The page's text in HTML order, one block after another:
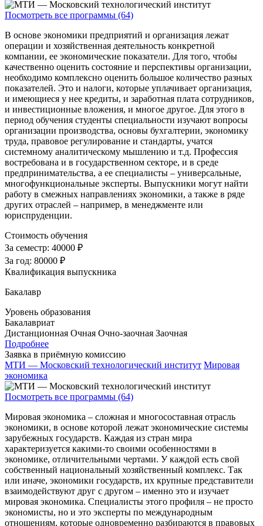
Посмотреть все программы (64)
В основе экономики предприятий и организация лежат
операции и хозяйственная деятельность конкретной
компании, ее экономические показатели. Для того, чтобы
качественно оценить состояние и перспективы организации,
необходимо комплексно оценить большое количество разных
показателей. Это и налоги, которые уплачивает организация,
и имеющиеся у нее кредиты, и заработная плата сотрудников,
и инвестиционные вложения, и многое другое. Для этого в
период обучения студенты специальности изучают вопросы
организации производства, основы бухгалтерии, экономику
труда, правовое регулирование и стандарты, учатся
системному аналитическому мышлению и т.д. Профессия
востребована и в государственном секторе, и в среде
предпринимательства, а ее специалисты – универсальные,
многофункциональные эксперты. Выпускники могут найти
работу в смежных направлениях экономики, а также в ряде
других отраслей – например, в менеджменте или
юриспруденции.
Стоимость обучения
За семестр: 40000 ₽
За год: 80000 ₽
Квалификация выпускника
Бакалавр
Уровень образования
Бакалавриат
Дистанционная Очная Очно-заочная Заочная
Подробнее
Заявка в приёмную комиссию
МТИ — Московский технологический институт Мировая
экономика
Посмотреть все программы (64)
Мировая экономика – сложная и многосоставная отрасль
экономики, в основе которой лежат экономические системы
зарубежных государств. Каждая из стран мира
характеризуется какими-то своими особенностями в
экономике, отличительными чертами. У каждой есть свой
собственный национальный хозяйственный комплекс. Так
или иначе, экономики государств, их крупные представители
взаимодействуют друг с другом – именно это и изучает
мировая экономика. Специалисты этого профиля – не просто
экономисты, но и это эксперты по международным
отношениям, которые одновременно разбираются в правовых